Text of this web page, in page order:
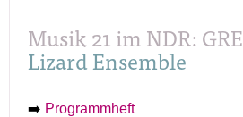
Musik 21 im NDR:
Lizard Ensemble
➡️ Programmheft